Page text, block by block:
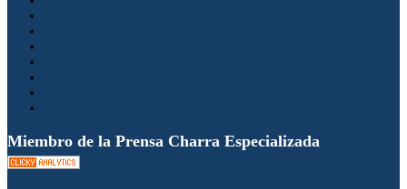
Miembro de la Prensa Charra Especializada